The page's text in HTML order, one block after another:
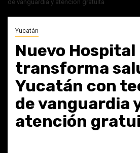
de vanguardia y atención gratuita
Yucatán
Nuevo Hospital
transforma
Yucatán con
de vanguardia
atención